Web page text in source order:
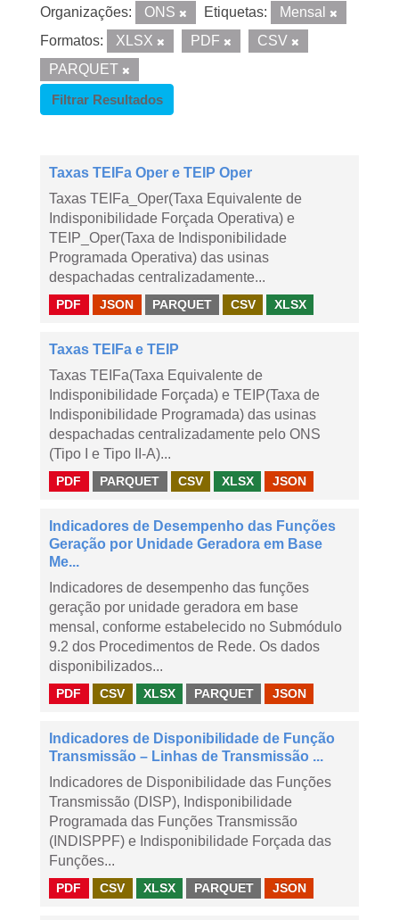
Organizações: ONS Etiquetas:
Mensal
Formatos:
XLSX PDF
CSV
PARQUET
Filtrar Resultados
Taxas TEIFa Oper e TEIP Oper
Taxas TEIFa_Oper(Taxa Equivalente de
Indisponibilidade Forçada Operativa) e
TEIP_Oper(Taxa de Indisponibilidade
Programada Operativa) das usinas
despachadas centralizadamente...
PDF JSON PARQUET CSV XLSX
Taxas TEIFa e TEIP
Taxas TEIFa(Taxa Equivalente de
Indisponibilidade Forçada) e TEIP(Taxa de
Indisponibilidade Programada) das usinas
despachadas centralizadamente pelo ONS
(Tipo I e Tipo II-A)...
PDF PARQUET CSV XLSX JSON
Indicadores de Desempenho das Funções
Geração por Unidade Geradora em Base
Me...
Indicadores de desempenho das funções
geração por unidade geradora em base
mensal, conforme estabelecido no Submódulo
9.2 dos Procedimentos de Rede. Os dados
disponibilizados...
PDF CSV XLSX PARQUET JSON
Indicadores de Disponibilidade de Função
Transmissão – Linhas de Transmissão ...
Indicadores de Disponibilidade das Funções
Transmissão (DISP), Indisponibilidade
Programada das Funções Transmissão
(INDISPPF) e Indisponibilidade Forçada das
Funções...
PDF CSV XLSX PARQUET JSON